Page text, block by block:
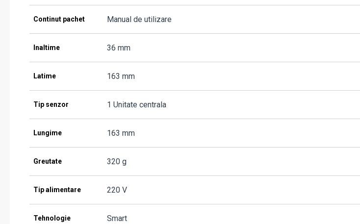
Continut pachet Manual de utilizare
Inaltime 36 mm
Latime 163 mm
Tip senzor 1 Unitate centrala
Lungime 163 mm
Greutate 320 g
Tip alimentare 220 V
Tehnologie Smart